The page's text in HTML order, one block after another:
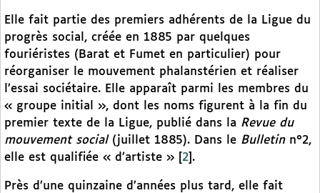
Elle fait partie des premiers adhérents de la Ligue du
progrès social, créée en 1885 par quelques
fouriéristes (Barat et Fumet en particulier) pour
réorganiser le mouvement phalanstérien et réaliser
l’essai sociétaire. Elle apparaît parmi les membres du
« groupe initial », dont les noms figurent à la fin du
premier texte de la Ligue, publié dans la Revue du
mouvement social (juillet 1885). Dans le Bulletin n°2,
elle est qualifiée « d’artiste »
2 .
Près d’une quinzaine d’années plus tard, elle fait